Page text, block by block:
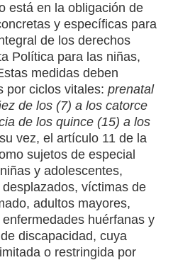
está en la obligación de
y específicas para
de los derechos
Política para las niñas,
medidas deben
por ciclos vitales: prenatal
de los (7) a los catorce
de los quince (15) a los
vez, el artículo 11 de la
sujetos de especial
y adolescentes,
víctimas de
adultos mayores,
huérfanas y
discapacidad, cuya
o restringida por